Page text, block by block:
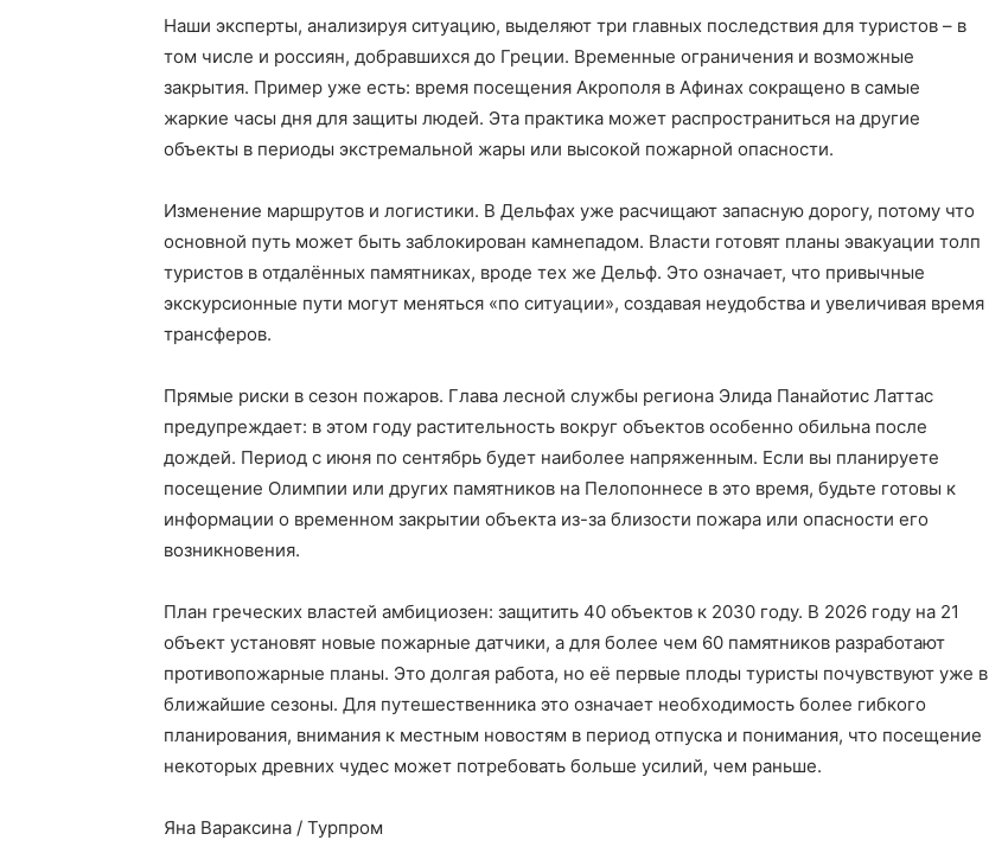
Наши эксперты, анализируя ситуацию, выделяют три главных последствия для туристов – в
том числе и россиян, добравшихся до Греции. Временные ограничения и возможные
закрытия. Пример уже есть: время посещения Акрополя в Афинах сокращено в самые
жаркие часы дня для защиты людей. Эта практика может распространиться на другие
объекты в периоды экстремальной жары или высокой пожарной опасности.
Изменение маршрутов и логистики. В Дельфах уже расчищают запасную дорогу, потому что
основной путь может быть заблокирован камнепадом. Власти готовят планы эвакуации толп
туристов в отдалённых памятниках, вроде тех же Дельф. Это означает, что привычные
экскурсионные пути могут меняться «по ситуации», создавая неудобства и увеличивая время
трансферов.
Прямые риски в сезон пожаров. Глава лесной службы региона Элида Панайотис Латтас
предупреждает: в этом году растительность вокруг объектов особенно обильна после
дождей. Период с июня по сентябрь будет наиболее напряженным. Если вы планируете
посещение Олимпии или других памятников на Пелопоннесе в это время, будьте готовы к
информации о временном закрытии объекта из-за близости пожара или опасности его
возникновения.
План греческих властей амбициозен: защитить 40 объектов к 2030 году. В 2026 году на 21
объект установят новые пожарные датчики, а для более чем 60 памятников разработают
противопожарные планы. Это долгая работа, но её первые плоды туристы почувствуют уже в
ближайшие сезоны. Для путешественника это означает необходимость более гибкого
планирования, внимания к местным новостям в период отпуска и понимания, что посещение
некоторых древних чудес может потребовать больше усилий, чем раньше.
Яна Вараксина / Турпром